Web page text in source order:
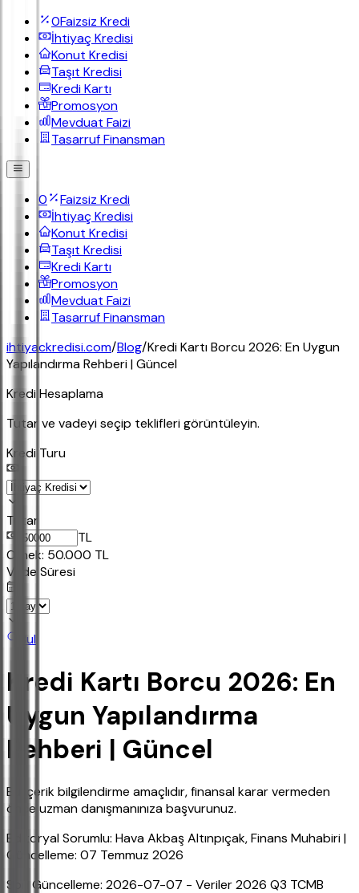
0Faizsiz Kredi
İhtiyaç Kredisi
Konut Kredisi
Taşıt Kredisi
Kredi Kartı
Promosyon
Mevduat Faizi
Tasarruf Finansman
0
Faizsiz Kredi
İhtiyaç Kredisi
Konut Kredisi
Taşıt Kredisi
Kredi Kartı
Promosyon
Mevduat Faizi
Tasarruf Finansman
ihtiyackredisi.com/Blog/Kredi Kartı Borcu 2026: En Uygun
Yapılandırma Rehberi | Güncel
Kredi Hesaplama
Tutar ve vadeyi seçip teklifleri görüntüleyin.
Kredi Turu
Tutar
TL
Ornek: 50.000 TL
Vade Süresi
Bul
Kredi Kartı Borcu 2026: En
Uygun Yapılandırma
Rehberi | Güncel
Bu içerik bilgilendirme amaçlıdır, finansal karar vermeden
önce uzman danışmanınıza başvurunuz.
Editoryal Sorumlu: Hava Akbaş Altınpıçak, Finans Muhabiri |
Güncelleme: 07 Temmuz 2026
Son Güncelleme: 2026-07-07 - Veriler 2026 Q3 TCMB